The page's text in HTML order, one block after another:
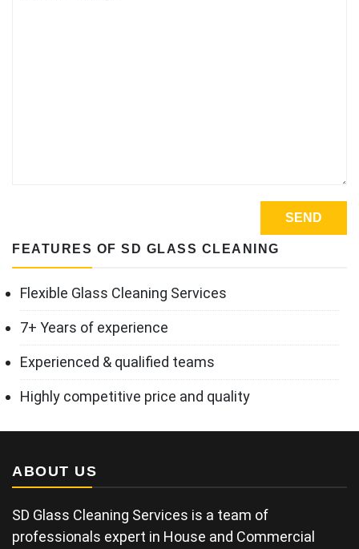
FEATURES OF SD GLASS CLEANING
Flexible Glass Cleaning Services
7+ Years of experience
Experienced & qualified teams
Highly competitive price and quality
ABOUT US
SD Glass Cleaning Services is a team of
professionals expert in House and Commercial